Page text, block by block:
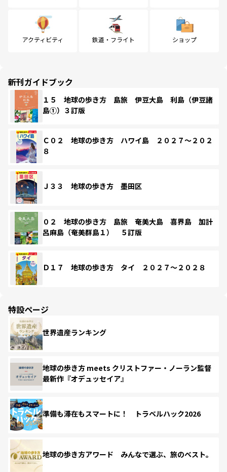
アクティビティ 鉄道・フライト ショップ
新刊ガイドブック
１５ 地球の歩き方 島旅 伊豆大島 利島（伊豆諸
島①）３訂版
Ｃ０２ 地球の歩き方 ハワイ島 ２０２７～２０２
８
Ｊ３３ 地球の歩き方 墨田区
０２ 地球の歩き方 島旅 奄美大島 喜界島 加計
呂麻島（奄美群島１） ５訂版
Ｄ１７ 地球の歩き方 タイ ２０２７～２０２８
特設ページ
世界遺産ランキング
地球の歩き方 meets クリストファー・ノーラン監督
最新作『オデュッセイア』
準備も滞在もスマートに！ トラベルハック2026
地球の歩き方アワード みんなで選ぶ、旅のベスト。